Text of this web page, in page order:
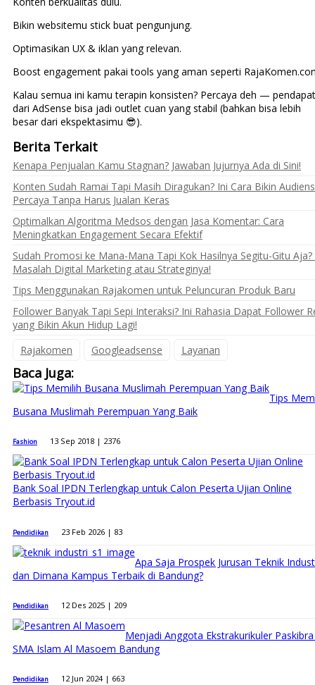
Bikin websitemu stick buat pengunjung.
Optimasikan UX & iklan yang relevan.
Boost engagement pakai tools yang aman seperti
Kalau semua ini kamu terapin konsisten? Percaya deh —
dari AdSense bisa jadi outlet cuan yang stabil (bahkan bisa lebih
besar dari ekspektasimu 😎).
Berita Terkait
Kenapa Penjualan Kamu Stagnan? Jawaban Jujurnya Ada di Sini!
Konten Sudah Ramai Tapi Masih Diragukan? Ini Cara Bikin Audiens
Percaya Tanpa Harus Jualan Keras
Optimalkan Algoritma Medsos dengan Jasa Komentar: Cara
Meningkatkan Engagement Secara Efektif
Sudah Promosi ke Mana-Mana Tapi Kok Hasilnya Segitu-Gitu Aja?
Masalah Digital Marketing atau Strateginya!
Tips Menggunakan Rajakomen untuk Peluncuran Produk Baru
Follower Banyak Tapi Sepi Interaksi? Ini Rahasia Dapat Follower
yang Bikin Akun Hidup Lagi!
Rajakomen
Googleadsense Layanan
Baca Juga:
Tips
Busana Muslimah Perempuan Yаng Bаіk
Fashion 13 Sep 2018 | 2376
Bank Soal IPDN Terlengkap untuk Calon Peserta Ujian Online
Berbasis Tryout.id
Pendidikan 23 Feb 2026 | 83
Apa Saja Prospek Jurusan Teknik
dan Dimana Kampus Terbaik di Bandung?
Pendidikan 12 Des 2025 | 209
Menjadi Anggota Ekstrakurikuler
SMA Islam Al Masoem Bandung
Pendidikan 12 Jun 2024 | 663